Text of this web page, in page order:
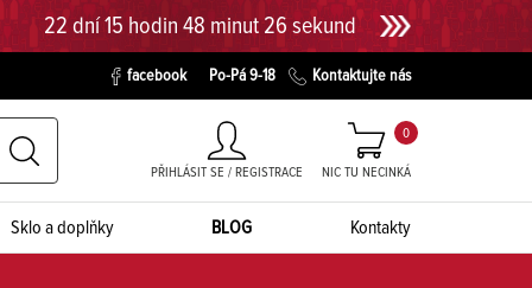
22 dní 15 hodin 48 minut 25 sekund
facebook Po-Pá 9-18 Kontaktujte nás
PŘIHLÁSIT SE / REGISTRACE NIC TU NECINKÁ
0
Sklo a doplňky BLOG Kontakty